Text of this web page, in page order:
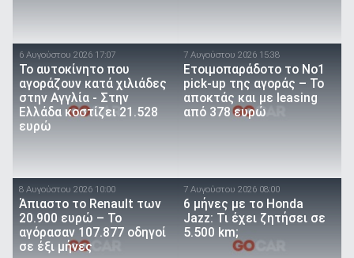
6 Αυγούστου 2026 17:07
To αυτοκίνητο που
αγοράζουν κατά χιλιάδες
στην Αγγλία - Στην
Ελλάδα κοστίζει 21.528
ευρώ
7 Αυγούστου 2026 15:38
Ετοιμοπαράδοτο το Νο1
pick-up της αγοράς – Το
αποκτάς και με leasing
από 378 ευρώ
8 Αυγούστου 2026 10:00
Άπιαστο το Renault των
20.900 ευρώ – Το
αγόρασαν 107.877 οδηγοί
σε έξι μήνες
7 Αυγούστου 2026 08:00
6 μήνες με το Honda
Jazz: Τι έχει ζητήσει σε
5.500 km;